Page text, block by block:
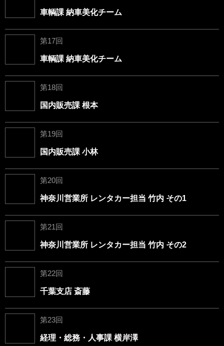
車輌課 納車美化チーム
第17回
車輌課 納車美化チーム
第18回
国内販売課 根本
第19回
国内販売課 小林
第20回
神奈川営業所 レンタカー担当 竹内 その1
第21回
神奈川営業所 レンタカー担当 竹内 その2
第22回
千葉支店 斎藤
第23回
経理・総務・人事課 横岸澤